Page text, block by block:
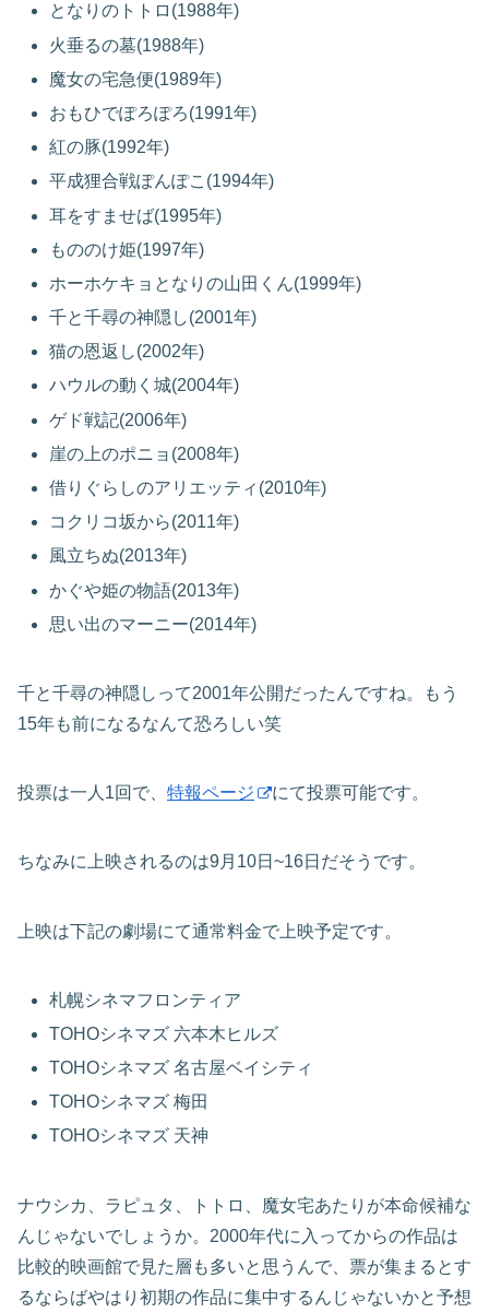
となりのトトロ(1988年)
火垂るの墓(1988年)
魔女の宅急便(1989年)
おもひでぽろぽろ(1991年)
紅の豚(1992年)
平成狸合戦ぽんぽこ(1994年)
耳をすませば(1995年)
もののけ姫(1997年)
ホーホケキョとなりの山田くん(1999年)
千と千尋の神隠し(2001年)
猫の恩返し(2002年)
ハウルの動く城(2004年)
ゲド戦記(2006年)
崖の上のポニョ(2008年)
借りぐらしのアリエッティ(2010年)
コクリコ坂から(2011年)
風立ちぬ(2013年)
かぐや姫の物語(2013年)
思い出のマーニー(2014年)
千と千尋の神隠しって2001年公開だったんですね。もう
15年も前になるなんて恐ろしい笑
投票は一人1回で、 特報ページ にて投票可能です。
ちなみに上映されるのは9月10日~16日だそうです。
上映は下記の劇場にて通常料金で上映予定です。
札幌シネマフロンティア
TOHOシネマズ 六本木ヒルズ
TOHOシネマズ 名古屋ベイシティ
TOHOシネマズ 梅田
TOHOシネマズ 天神
ナウシカ、ラピュタ、トトロ、魔女宅あたりが本命候補な
んじゃないでしょうか。2000年代に入ってからの作品は
比較的映画館で見た層も多いと思うんで、票が集まるとす
るならばやはり初期の作品に集中するんじゃないかと予想